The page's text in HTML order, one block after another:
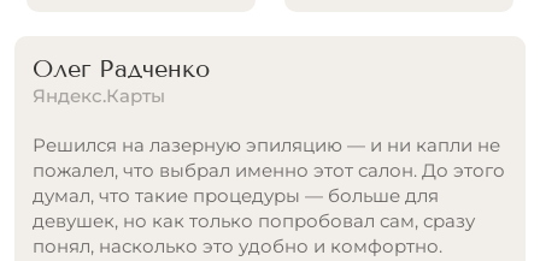
Аля Литвиненко
Яндекс.Карты
Моя любимая студия лазерной эпиляции, хожу
уже более 3 лет, раньше название было «Prolaser»
Администратор Ситора очень доброжелательна,
с самого первого моего посещения мне
понравилась!